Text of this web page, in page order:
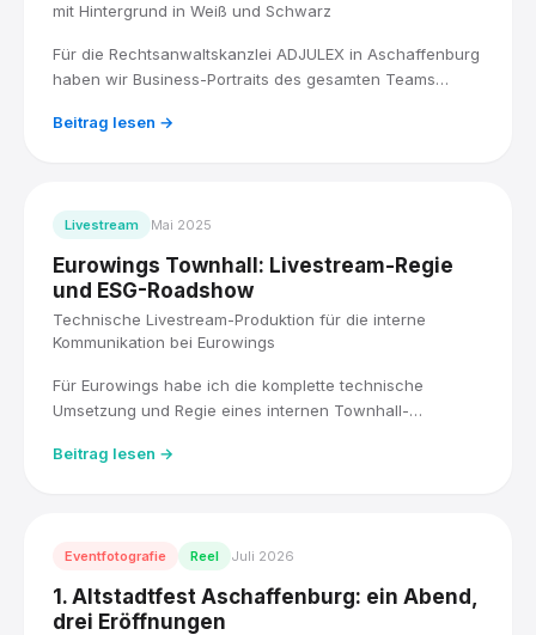
mit Hintergrund in Weiß und Schwarz
Für die Rechtsanwaltskanzlei ADJULEX in Aschaffenburg
haben wir Business-Portraits des gesamten Teams
fotografiert, mit einem einheitlichen Look in Weiß und
Beitrag lesen →
Livestream Mai 2025
Eurowings Townhall: Livestream-Regie
und ESG-Roadshow
Technische Livestream-Produktion für die interne
Kommunikation bei Eurowings
Für Eurowings habe ich die komplette technische
Umsetzung und Regie eines internen Townhall-
Mitarbeitende, mit drei Kameras und einem Blackmagic
Beitrag lesen →
Eventfotografie Reel Juli 2026
1. Altstadtfest Aschaffenburg: ein Abend,
drei Eröffnungen